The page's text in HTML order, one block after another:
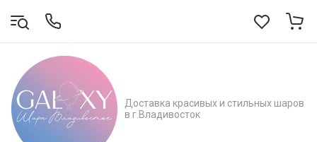
Доставка красивых и стильных шаров
в г.Владивосток